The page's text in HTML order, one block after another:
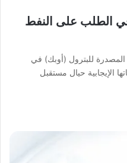
الطلب على النفط
للبترول (أوبك) في
2025، على توقعاتها الإيجابية حيال مستقبل